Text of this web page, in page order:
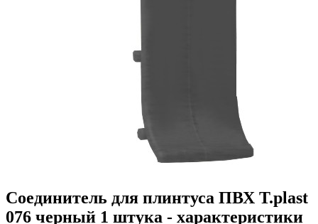
Соединитель для плинтуса ПВХ T.plast
076 черный 1 штука - характеристики